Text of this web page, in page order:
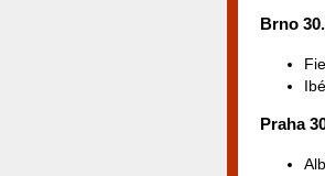
Brno
Praha